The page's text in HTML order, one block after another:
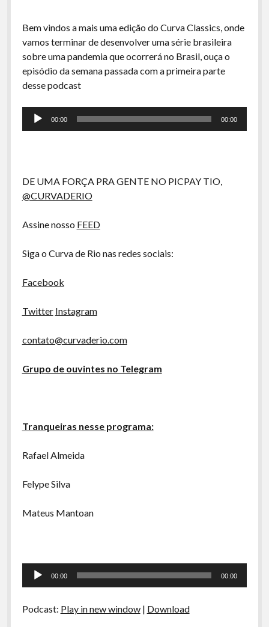
Especiais
Preliminares
Bem vindos a mais uma edição do Curva Classics, onde
vamos terminar de desenvolver uma série brasileira
sobre uma pandemia que ocorrerá no Brasil, ouça o
episódio da semana passada com a primeira parte
desse podcast
Tocador
00:00 00:00
DE UMA FORÇA PRA GENTE NO PICPAY TIO,
@CURVADERIO
Assine nosso FEED
Siga o Curva de Rio nas redes sociais:
Facebook
Twitter Instagram
contato@curvaderio.com
Grupo de ouvintes no Telegram
Tranqueiras nesse programa:
Rafael Almeida
Felype Silva
Mateus Mantoan
Tocador
00:00 00:00
Podcast: Play in new window| Download